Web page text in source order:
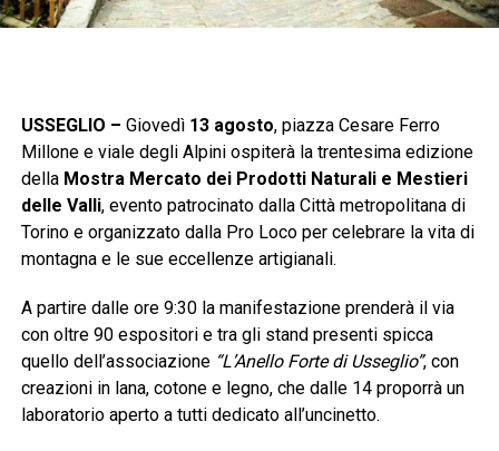
USSEGLIO – Giovedì 13 agosto, piazza Cesare Ferro
Millone e viale degli Alpini ospiterà la trentesima edizione
della Mostra Mercato dei Prodotti Naturali e Mestieri
delle Valli, evento patrocinato dalla Città metropolitana di
Torino e organizzato dalla Pro Loco per celebrare la vita di
montagna e le sue eccellenze artigianali.
A partire dalle ore 9:30 la manifestazione prenderà il via
con oltre 90 espositori e tra gli stand presenti spicca
quello dell’associazione “L’Anello Forte di Usseglio”, con
creazioni in lana, cotone e legno, che dalle 14 proporrà un
laboratorio aperto a tutti dedicato all’uncinetto.